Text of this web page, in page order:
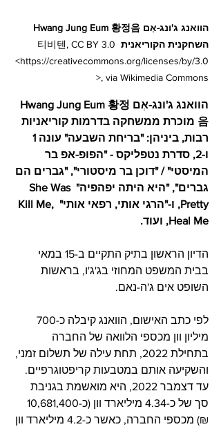
השחקנית הקוריאנית 티비텐, CC BY 3.0
<https://creativecommons.org/licenses/by/3.0
>, via Wikimedia Commons
הוואנג ג'ונג-אְם Hwang Jung Eum 황정
음 מוכרת ממשחקה בדרמות קוריאניות
ו-2, סדרת נטפליקס - "הפופ-אפ בר
המיסטי" / "דוכן בר מיסטורי", "גברים הם
גברים", "היא היתה יפהפיה" She Was
Pretty, ו-"הרגי אותי, רפאי אותי" Kill Me,
Heal Me, ועוד.
הדיון הראשון בתיק התקיים ב-15 במאי
בבית המשפט המחוזי בג'ג'ו, בראשות
השופט אים ג'ה-נאם.
מיליון וון מכספי הלוואה של החברה
בתחילת 2022, תחת עילה של תשלום זמני,
והשקיעה אותם במטבעות קריפטוגרפיים.
עד דצמבר 2022, היא מואשמת בגניבת
₪) מכספי החברה, כאשר כ-4.2 מיליארד וון